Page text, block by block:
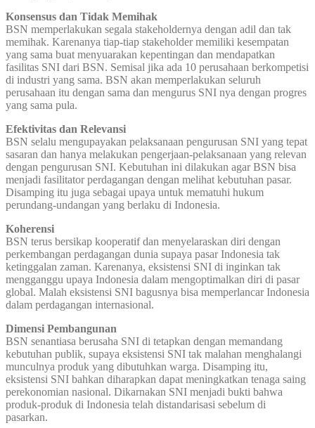
Konsensus dan Tidak Memihak
BSN memperlakukan segala stakeholdernya dengan adil dan tak
memihak. Karenanya tiap-tiap stakeholder memiliki kesempatan
yang sama buat menyuarakan kepentingan dan mendapatkan
fasilitas SNI dari BSN. Semisal jika ada 10 perusahaan berkompetisi
di industri yang sama. BSN akan memperlakukan seluruh
perusahaan itu dengan sama dan mengurus SNI nya dengan progres
yang sama pula.
Efektivitas dan Relevansi
BSN selalu mengupayakan pelaksanaan pengurusan SNI yang tepat
sasaran dan hanya melakukan pengerjaan-pelaksanaan yang relevan
dengan pengurusan SNI. Kebutuhan ini dilakukan agar BSN bisa
menjadi fasilitator perdagangan dengan melihat kebutuhan pasar.
Disamping itu juga sebagai upaya untuk mematuhi hukum
perundang-undangan yang berlaku di Indonesia.
Koherensi
BSN terus bersikap kooperatif dan menyelaraskan diri dengan
perkembangan perdagangan dunia supaya pasar Indonesia tak
ketinggalan zaman. Karenanya, eksistensi SNI di inginkan tak
mengganggu upaya Indonesia dalam mengoptimalkan diri di pasar
global. Malah eksistensi SNI bagusnya bisa memperlancar Indonesia
dalam perdagangan internasional.
Dimensi Pembangunan
BSN senantiasa berusaha SNI di tetapkan dengan memandang
kebutuhan publik, supaya eksistensi SNI tak malahan menghalangi
munculnya produk yang dibutuhkan warga. Disamping itu,
eksistensi SNI bahkan diharapkan dapat meningkatkan tenaga saing
perekonomian nasional. Dikarnakan SNI menjadi bukti bahwa
produk-produk di Indonesia telah distandarisasi sebelum di
pasarkan.